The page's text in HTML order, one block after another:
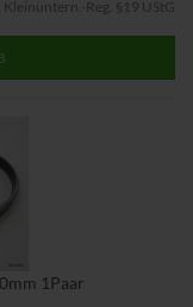
Kleinuntern.-Reg. §19 UStG
1Paar